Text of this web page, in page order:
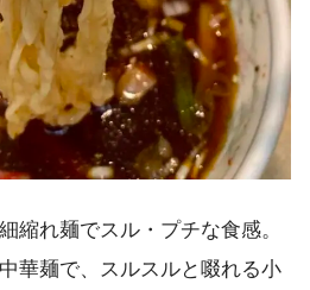
縮れ麺でスル・プチな食感。
華麺で、スルスルと啜れる小